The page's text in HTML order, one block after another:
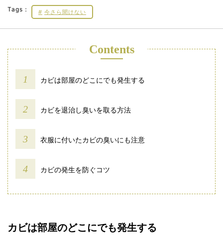
Tags： 今さら聞けない
Contents
カビは部屋のどこにでも発生する
カビを退治し臭いを取る方法
衣服に付いたカビの臭いにも注意
カビの発生を防ぐコツ
カビは部屋のどこにでも発生する